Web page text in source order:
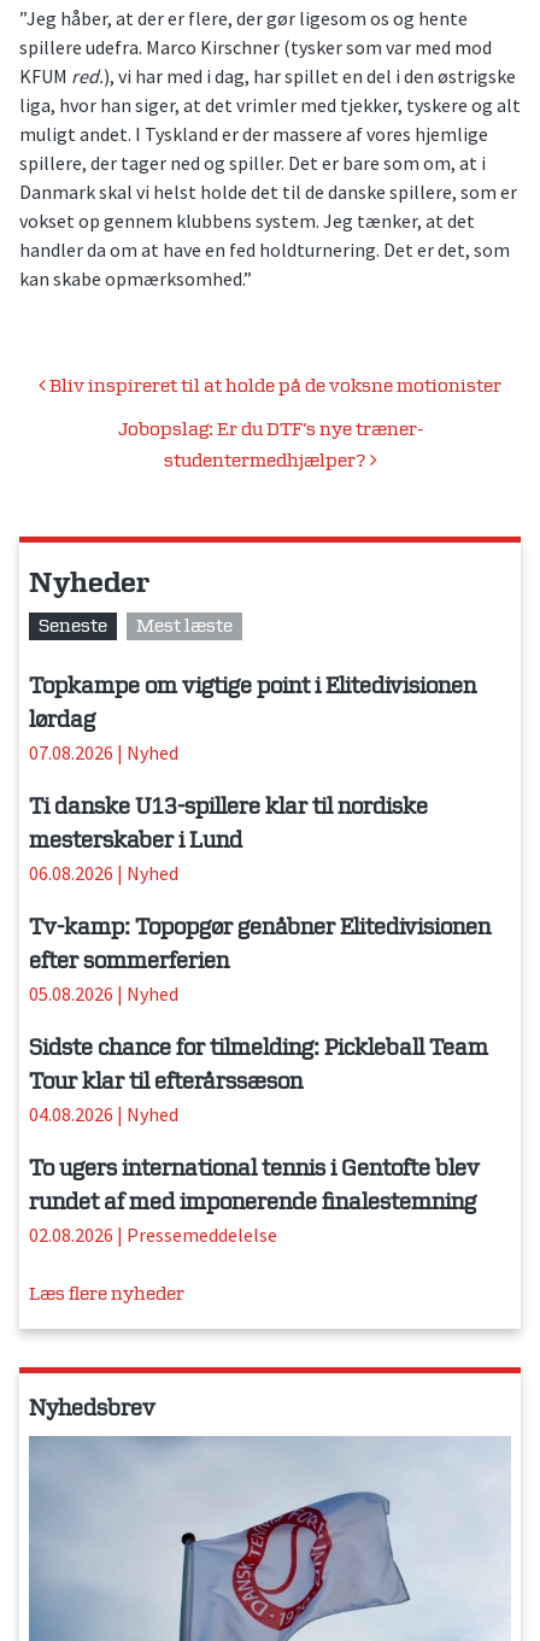
”Jeg håber, at der er flere, der gør ligesom os og hente
spillere udefra. Marco Kirschner (tysker som var med mod
KFUM red.), vi har med i dag, har spillet en del i den østrigske
liga, hvor han siger, at det vrimler med tjekker, tyskere og alt
muligt andet. I Tyskland er der massere af vores hjemlige
spillere, der tager ned og spiller. Det er bare som om, at i
Danmark skal vi helst holde det til de danske spillere, som er
vokset op gennem klubbens system. Jeg tænker, at det
handler da om at have en fed holdturnering. Det er det, som
kan skabe opmærksomhed.”
Indlægsnavigation
Bliv inspireret til at holde på de voksne motionister
Jobopslag: Er du DTF’s nye træner-
studentermedhjælper?
Nyheder
Seneste Mest læste
Topkampe om vigtige point i Elitedivisionen
lørdag
07.08.2026 | Nyhed
Ti danske U13-spillere klar til nordiske
mesterskaber i Lund
06.08.2026 | Nyhed
Tv-kamp: Topopgør genåbner Elitedivisionen
efter sommerferien
05.08.2026 | Nyhed
Sidste chance for tilmelding: Pickleball Team
Tour klar til efterårssæson
04.08.2026 | Nyhed
To ugers international tennis i Gentofte blev
rundet af med imponerende finalestemning
02.08.2026 | Pressemeddelelse
Læs flere nyheder
Nyhedsbrev